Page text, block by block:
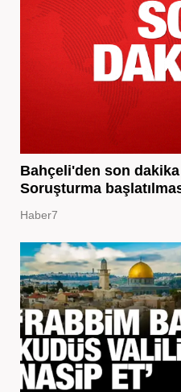
Bahçeli'den son dakika
Soruşturma
Haber7